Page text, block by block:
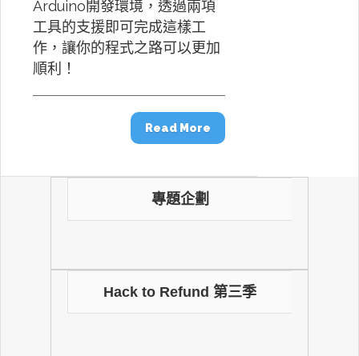
Arduino開發環境，透過兩項
工具的支援即可完成這樣工
作，讓你的程式之路可以更加
順利！
Read More
專題企劃
Hack to Refund 第三季